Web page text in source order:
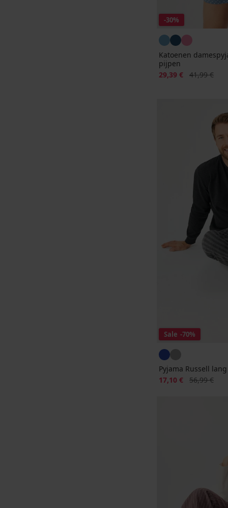
-30%
Katoenen
pijpen
Korting
29,39 € 41,99 €
Sale -70%
Pyjama Russell lang
Korting
17,10 € 56,99 €